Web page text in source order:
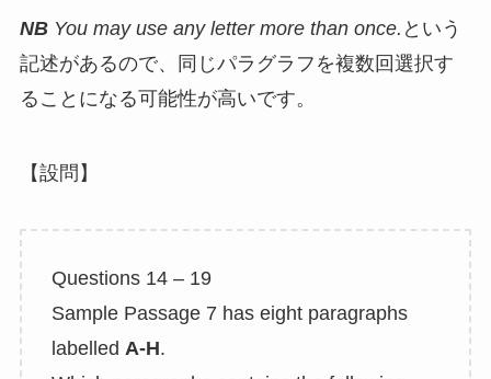
NBYou may use any letter more than once. という
記述があるので、同じパラグラフを複数回選択す
ることになる可能性が高いです。
【設問】
Questions 14 – 19
Sample Passage 7 has eight paragraphs
labelled A-H.